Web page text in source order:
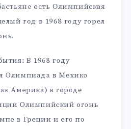
есть Олимпийская
год в 1968 году горел
В 1968 году
Олимпиада в Мехико
Америка) в городе
Олимпийский огонь
в Греции и его по